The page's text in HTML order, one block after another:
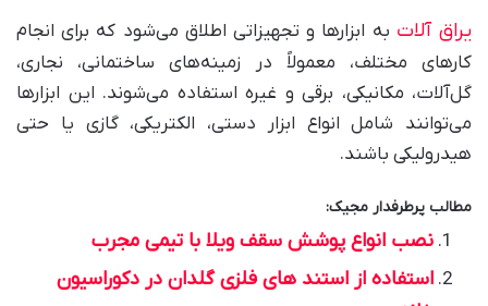
یراق‌ آلات به ابزارها و تجهیزاتی اطلاق می‌شود که برای انجام
کارهای مختلف، معمولاً در زمینه‌های ساختمانی، نجاری،
گل‌آلات، مکانیکی، برقی و غیره استفاده می‌شوند. این ابزارها
می‌توانند شامل انواع ابزار دستی، الکتریکی، گازی یا حتی
هیدرولیکی باشند.
مطالب پرطرفدار مجیک:
نصب انواع پوشش سقف ویلا با تیمی مجرب
استفاده از استند های فلزی گلدان در دکوراسیون